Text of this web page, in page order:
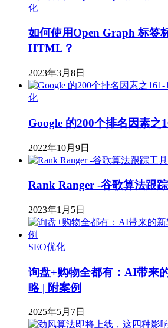
化
如何使用Open Graph 标签
HTML？
2023年3月8日
化
Google 的200个排名因素之
2022年10月9日
Rank Ranger -谷歌算法跟
2023年1月5日
SEO优化
询盘+购物全都有：AI带来
略 | 附案例
2025年5月7日